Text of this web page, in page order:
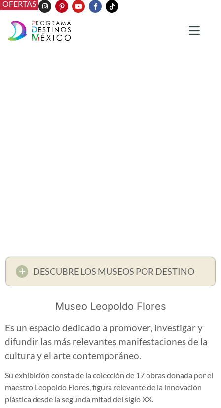
OFERTAS
DESCUBRE LOS MUSEOS POR DESTINO
Museo Leopoldo Flores
Es un espacio dedicado a promover, investigar y
difundir las más relevantes manifestaciones de la
cultura y el arte contemporáneo.
Su exhibición consta de la colección de 17 obras donada por el
maestro Leopoldo Flores, figura relevante de la innovación
plástica desde la segunda mitad del siglo XX.